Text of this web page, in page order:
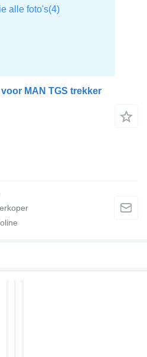
MAN TGS trekker